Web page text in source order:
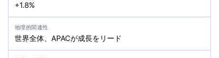
+1.8%
世界全体、APACが成長をリード